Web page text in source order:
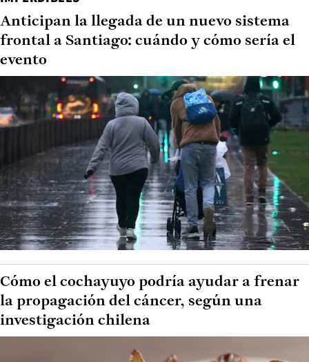
Anticipan la llegada de un nuevo sistema
frontal a Santiago: cuándo y cómo sería el
evento
Cómo el cochayuyo podría ayudar a frenar
la propagación del cáncer, según una
investigación chilena